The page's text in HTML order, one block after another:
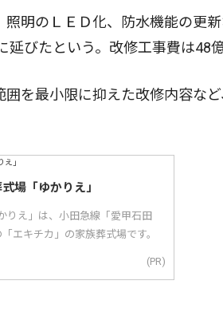
明のＬＥＤ化、防水機能の更
びたという。改修工事費は48
を最小限に抑えた改修内容な
場「ゆかりえ」
りえ」は、小田急線「愛甲石田
エキチカ」の家族葬式場です。
(PR)